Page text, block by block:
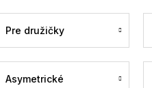
Pre družičky
Asymetrické